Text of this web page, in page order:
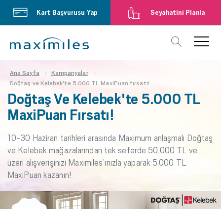
Kart Başvurusu Yap Seyahatini Planla
Ana Sayfa
Kampanyalar
Doğtaş ve Kelebek'te 5.000 TL MaxiPuan fırsatı!
Doğtaş Ve Kelebek'te 5.000 TL
MaxiPuan Fırsatı!
10-30 Haziran tarihleri arasında Maximum anlaşmalı Doğtaş
ve Kelebek mağazalarından tek seferde 50.000 TL ve
üzeri alışverişinizi Maximiles’ınızla yaparak 5.000 TL
MaxiPuan kazanın!